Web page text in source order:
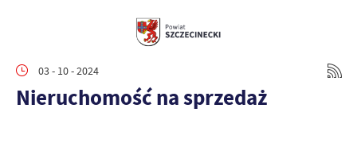
03 - 10 - 2024
Nieruchomość na sprzedaż